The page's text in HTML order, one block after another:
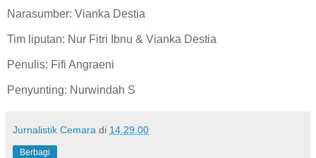
Narasumber: Vianka Destia
Tim liputan: Nur Fitri Ibnu & Vianka Destia
Penulis: Fifi Angraeni
Penyunting: Nurwindah S
Jurnalistik Cemara di 14.29.00
Berbagi